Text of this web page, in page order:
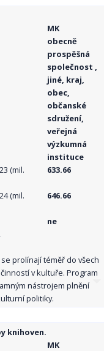
MK
obecně
prospěšná
společnost ,
jiné, kraj,
obec,
občanské
sdružení,
veřejná
výzkumná
instituce
(mil.
633.66
(mil.
646.66
ne
prolínají téměř do všech
v kultuře. Program
nástrojem plnění
politiky.
knihoven.
MK